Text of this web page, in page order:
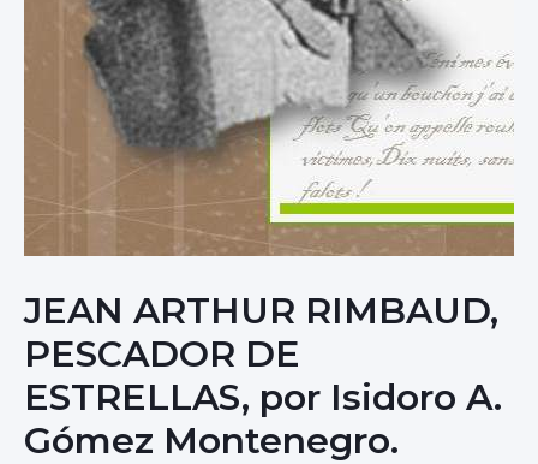
JEAN ARTHUR RIMBAUD,
PESCADOR DE
ESTRELLAS, por Isidoro A.
Gómez Montenegro.